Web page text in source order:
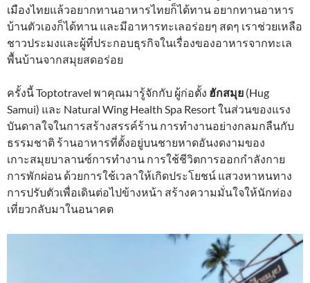
เมืองไทยแล้วอยากทานอาหารไทยก็ได้ทาน อยากทานอาหาร
บ้านตัวเองก็ได้ทาน และมีอาหารทะเลอร่อยๆ สดๆ เราช่วยเหลือ
ชาวประมงและผู้ที่ประกอบธุรกิจในเรื่องของอาหารจากทะเล
พื้นบ้านจากสมุยสดอร่อย
ครั้งนี้ Toptotravel พาคุณมารู้จักกับ ผู้ก่อตั้ง ฮักสมุย (Hug
Samui) และ Natural Wing Health Spa Resort ในส่วนของแรง
บันดาลใจในการสร้างสรรค์ร้าน การทำงานอย่างกลมกลืนกับ
ธรรมชาติ ร้านอาหารที่ตั้งอยู่บนชายหาดอันงดงามของ
เกาะสมุยบาลานซ์การทำงาน การใช้ชีวิตการออกกำลังกาย
การพักผ่อน ด้วยการใช้เวลาให้เกิดประโยชน์ แสวงหาหนทาง
การปรับตัวเพื่อเดินต่อไปข้างหน้า สร้างความมั่นใจให้นักท่อง
เที่ยวกลับมาในอนาคต